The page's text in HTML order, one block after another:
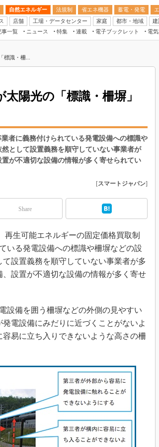
自然エネルギー 法規制 省エネ機器 蓄電・発電
店舗 工場・データセンター 家庭 都市・地域
建
事一覧 ニュース 特集 連載 電子ブックレット 電
新電力
電気料金ガ
BEMS
キーワード解説
標識・柵...
陽光の「標識・柵塀」
者に義務付けられている発電設備への標識や
として設置義務を順守していない事業者が
が不適切な設備の情報が多く寄せられてい
[スマートジャパン]
Share
生可能エネルギーの固定価格買取制
いる発電設備への標識や柵塀などの設
設置義務を順守していない事業者が多
設置が不適切な設備の情報が多く寄せ
設備を囲う柵塀などの外側の見やすい
電設備にみだりに近づくことがないよ
易に立ち入りできないような高さの柵